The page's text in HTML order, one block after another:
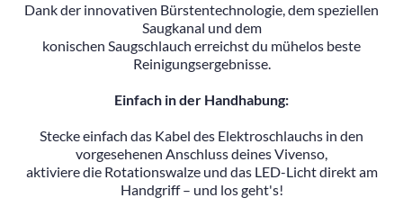
Dank der innovativen Bürstentechnologie, dem speziellen
Saugkanal und dem
konischen Saugschlauch erreichst du mühelos beste
Reinigungsergebnisse.
Einfach in der Handhabung:
Stecke einfach das Kabel des Elektroschlauchs in den
vorgesehenen Anschluss deines Vivenso,
aktiviere die Rotationswalze und das LED-Licht direkt am
Handgriff – und los geht's!